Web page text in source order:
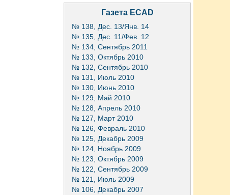
Газета ECAD
№ 138, Дес. 13/Янв. 14
№ 135, Дес. 11/Фев. 12
№ 134, Сентябрь 2011
№ 133, Октябрь 2010
№ 132, Сентябрь 2010
№ 131, Июль 2010
№ 130, Июнь 2010
№ 129, Май 2010
№ 128, Апрель 2010
№ 127, Март 2010
№ 126, Февраль 2010
№ 125, Декабрь 2009
№ 124, Ноябрь 2009
№ 123, Октябрь 2009
№ 122, Сентябрь 2009
№ 121, Июль 2009
№ 106, Декабрь 2007